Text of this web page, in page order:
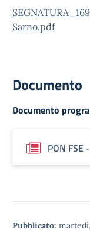
Sarno.pdf
Documento
Documento
PON FSE
Pubblicato: